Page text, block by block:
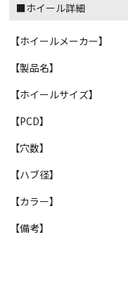
■ホイール詳細
【ホイールメーカー】
【製品名】
【ホイールサイズ】
【PCD】
【穴数】
【ハブ径】
【カラー】
【備考】